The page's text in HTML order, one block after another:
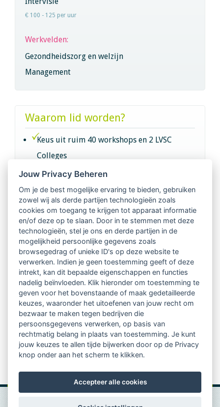
€ 100 - 125 per uur
Werkvelden:
Gezondheidszorg en welzijn
Management
Waarom lid worden?
Keus uit ruim 40 workshops en 2 LVSC
Colleges
Intervisie met geregistreerde vakgenoten
Netwerk van 2100 professionals in 14
regio's
Vindbaar voor opdrachtgevers
Tijdschrift voor
Begeleidingskunde & kennisbank
Beroepsregistratie (LVSC keurmerk)
Lid worden van LVSC
Jouw Privacy Beheren
Om je de best mogelijke ervaring te bieden, gebruiken
zowel wij als derde partijen technologieën zoals
cookies om toegang te krijgen tot apparaat informatie
en/of deze op te slaan. Door in te stemmen met deze
technologieën, stel je ons en derde partijen in de
mogelijkheid persoonlijke gegevens zoals
browsegedrag of unieke ID's op deze website te
verwerken. Indien je geen toestemming geeft of deze
intrekt, kan dit bepaalde eigenschappen en functies
nadelig beïnvloeden. Klik hieronder om toestemming te
geven voor het bovenstaande of maak gedetailleerde
keuzes, waaronder het uitoefenen van jouw recht om
bezwaar te maken tegen bedrijven die
persoonsgegevens verwerken, op basis van
rechtmatig belang in plaats van toestemming. Je kunt
jouw keuzes te allen tijde bijwerken door op de Privacy
knop onder aan het scherm te klikken.
Accepteer alle cookies